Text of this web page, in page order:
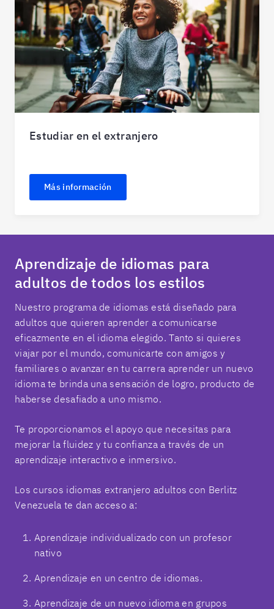
Estudiar en el extranjero
Más información
Aprendizaje de idiomas para
adultos de todos los estilos
Nuestro programa de idiomas está diseñado para
adultos que quieren aprender a comunicarse
eficazmente en el idioma elegido. Tanto si quieres
viajar por el mundo, comunicarte con amigos y
familiares o avanzar en tu carrera aprender un nuevo
idioma te brinda una sensación de logro, producto de
haberse desafiado a uno mismo.
Te proporcionamos el apoyo que necesitas para
mejorar la fluidez y tu confianza a través de un
aprendizaje interactivo e inmersivo.
Los cursos idiomas extranjero adultos con Berlitz
Venezuela te dan acceso a:
Aprendizaje individualizado con un profesor
nativo
Aprendizaje en un centro de idiomas.
Aprendizaje de un nuevo idioma en grupos